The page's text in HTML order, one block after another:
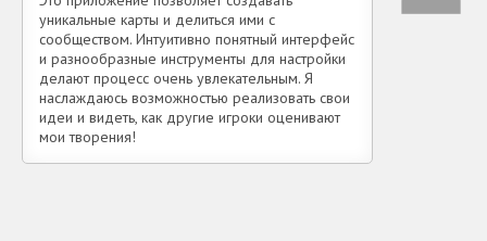
уникальные карты и делиться ими с
сообществом. Интуитивно понятный интерфейс
и разнообразные инструменты для настройки
делают процесс очень увлекательным. Я
наслаждаюсь возможностью реализовать свои
идеи и видеть, как другие игроки оценивают
мои творения!